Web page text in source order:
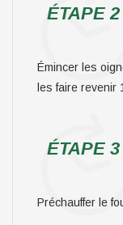
ÉTAPE 2
Émincer les
les faire revenir
ÉTAPE 3
Préchauffer le